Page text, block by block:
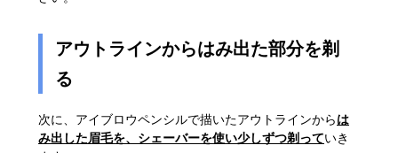
アウトラインからはみ出た部分を剃
る
次に、アイブロウペンシルで描いたアウトラインからは
み出した眉毛を、シェーバーを使い少しずつ剃っていき